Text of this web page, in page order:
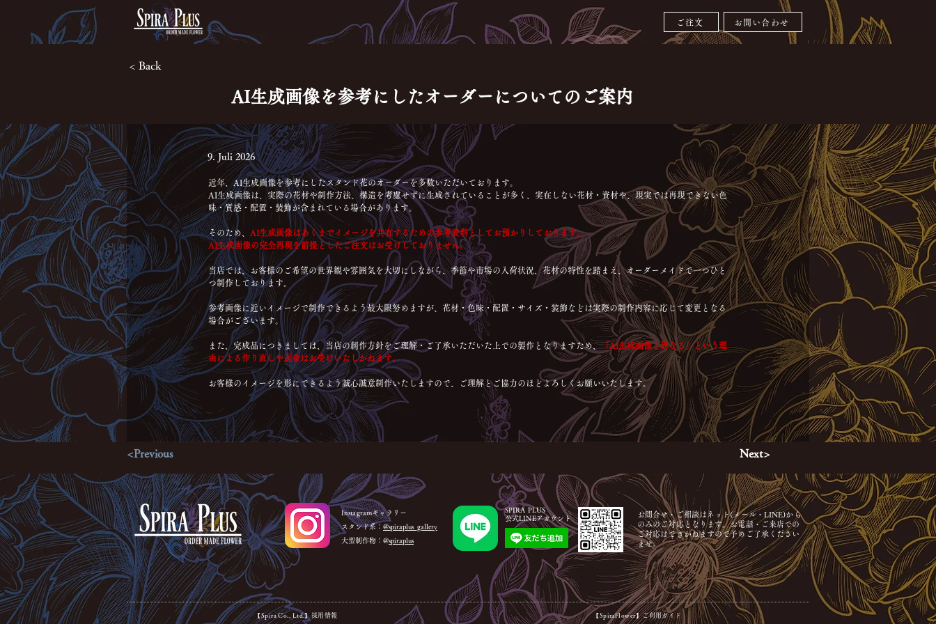
ご注文 お問い合わせ
< Back
AI生成画像を参考にしたオーダーについてのご案内
近年、AI生成画像を参考にしたスタンド花のオーダーを多数いただいております。
AI生成画像は、実際の花材や制作方法、構造を考慮せずに生成されていることが多く、実在しない花材・資材や、現実では再現できない色
味・質感・配置・装飾が含まれている場合があります。
そのため、 AI生成画像はあくまでイメージを共有するための参考資料としてお預かりしております。
AI生成画像の完全再現を前提としたご注文はお受けしておりません。
当店では、お客様のご希望の世界観や雰囲気を大切にしながら、季節や市場の入荷状況、花材の特性を踏まえ、オーダーメイドで一つひと
つ制作しております。
参考画像に近いイメージで制作できるよう最大限努めますが、花材・色味・配置・サイズ・装飾などは実際の制作内容に応じて変更となる
場合がございます。
また、完成品につきましては、当店の制作方針をご理解・ご了承いただいた上での製作となりますため、「AI生成画像と異なる」という理
由による作り直しや返金はお受けいたしかねます。
お客様のイメージを形にできるよう誠心誠意制作いたしますので、ご理解とご協力のほどよろしくお願いいたします。
9. Juli 2026
<Previous Next>
Instagramギャラリー
スタンド系： @spiraplus_gallery
大型制作物：@spiraplus
SPIRA PLUS
公式LINEアカウント
お問合せ・ご相談はネット(メール・LINE)から
のみのご対応となります。お電話・ご来店での
ご対応はできかねますので予めご了承ください
ませ。
【Spira Co., Ltd.】採用情報 【SpiraFlower】ご利用ガイド